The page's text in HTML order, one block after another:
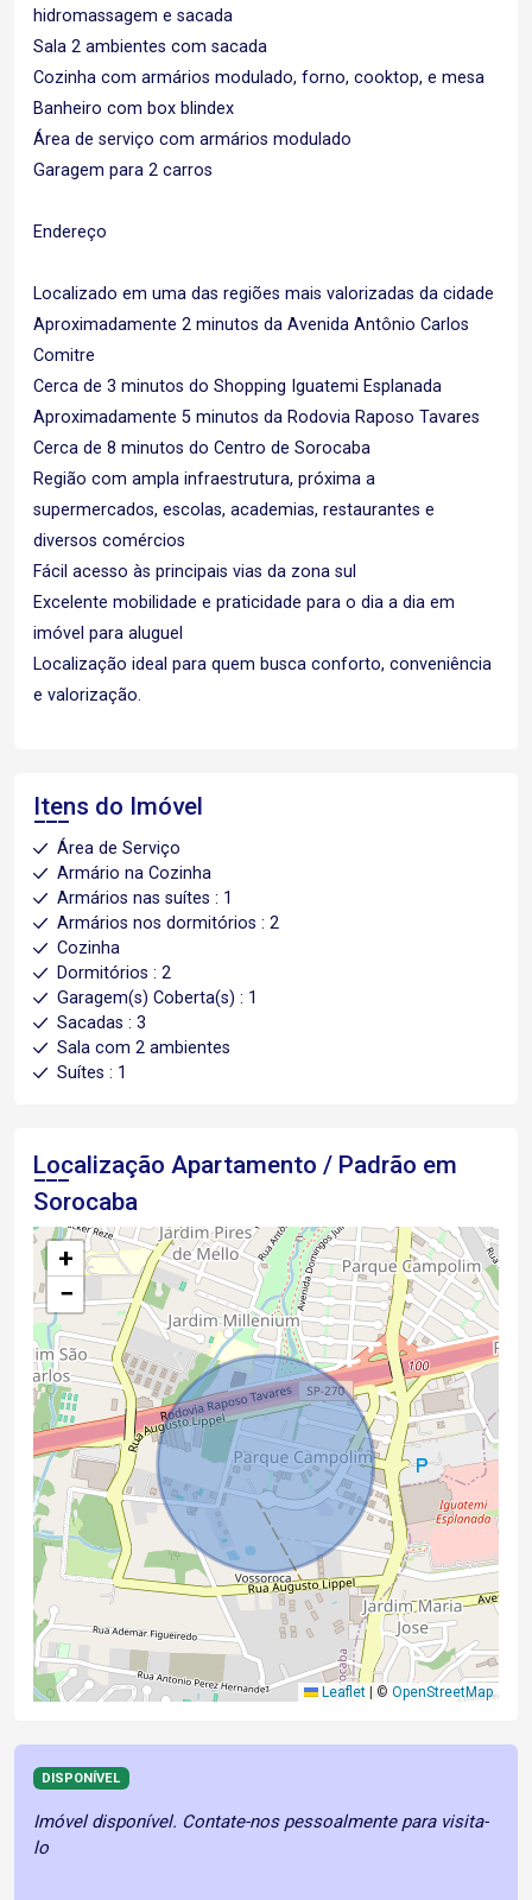
hidromassagem e sacada
Sala 2 ambientes com sacada
Cozinha com armários modulado, forno, cooktop, e mesa
Banheiro com box blindex
Área de serviço com armários modulado
Garagem para 2 carros
Endereço
Localizado em uma das regiões mais valorizadas da cidade
Aproximadamente 2 minutos da Avenida Antônio Carlos
Comitre
Cerca de 3 minutos do Shopping Iguatemi Esplanada
Aproximadamente 5 minutos da Rodovia Raposo Tavares
Cerca de 8 minutos do Centro de Sorocaba
Região com ampla infraestrutura, próxima a
supermercados, escolas, academias, restaurantes e
diversos comércios
Fácil acesso às principais vias da zona sul
Excelente mobilidade e praticidade para o dia a dia em
imóvel para aluguel
Localização ideal para quem busca conforto, conveniência
e valorização.
Itens do Imóvel
Área de Serviço
Armário na Cozinha
Armários nas suítes : 1
Armários nos dormitórios : 2
Cozinha
Dormitórios : 2
Garagem(s) Coberta(s) : 1
Sacadas : 3
Sala com 2 ambientes
Suítes : 1
Localização Apartamento / Padrão em
Sorocaba
+
−
Leaflet © OpenStreetMap
DISPONÍVEL
Imóvel disponível. Contate-nos pessoalmente para visita-
lo